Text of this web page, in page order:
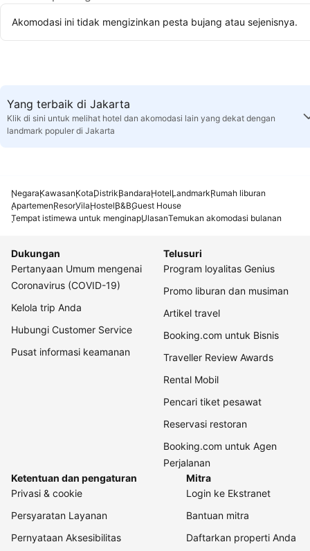
Akomodasi ini tidak mengizinkan pesta bujang atau sejenisnya.
Yang terbaik di Jakarta
Klik di sini untuk melihat hotel dan akomodasi lain yang dekat dengan
landmark populer di Jakarta
NegaraKawasanKotaDistrikBandaraHotelLandmarkRumah liburan
ApartemenResorVilaHostelB&BGuest House
Tempat istimewa untuk menginapUlasanTemukan akomodasi bulanan
Dukungan
Pertanyaan Umum mengenai
Coronavirus (COVID-19)
Kelola trip Anda
Hubungi Customer Service
Pusat informasi keamanan
Telusuri
Program loyalitas Genius
Promo liburan dan musiman
Artikel travel
Booking.com untuk Bisnis
Traveller Review Awards
Rental Mobil
Pencari tiket pesawat
Reservasi restoran
Booking.com untuk Agen
Perjalanan
Ketentuan dan pengaturan
Privasi & cookie
Persyaratan Layanan
Pernyataan Aksesibilitas
Mitra
Login ke Ekstranet
Bantuan mitra
Daftarkan properti Anda